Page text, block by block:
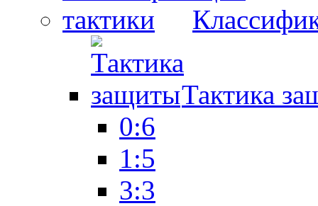
Тактика
0:6
1:5
3:3